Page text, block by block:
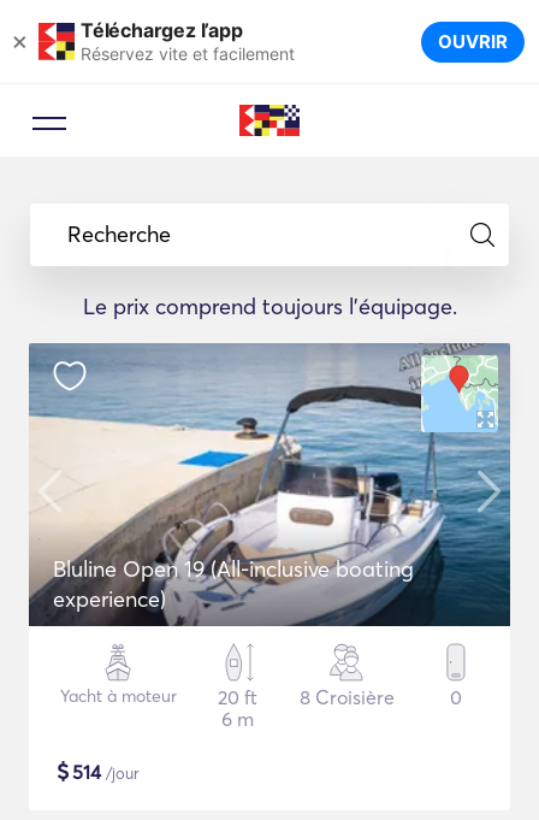
× Téléchargez l’app
Réservez vite et facilement OUVRIR
Recherche
Le prix comprend toujours l'équipage.
Bluline Open 19 (All-inclusive boating
experience)
Yacht à moteur
20 ft
6 m
8 Croisière 0
$514/jour